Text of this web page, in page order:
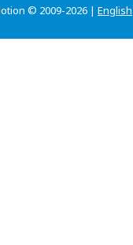
© 2009-2026 | English